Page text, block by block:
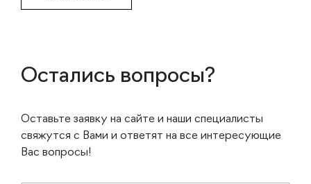
Остались вопросы?
Оставьте заявку на сайте и наши специалисты
свяжутся с Вами и ответят на все интересующие
Вас вопросы!